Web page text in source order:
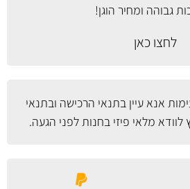
גבוהה ומחיר הוגן!
לחצו כאן
אנא עייןבתנאי הרכישה ובתנאי
לוודא מלאי פיזי בחנות לפני הגעה.